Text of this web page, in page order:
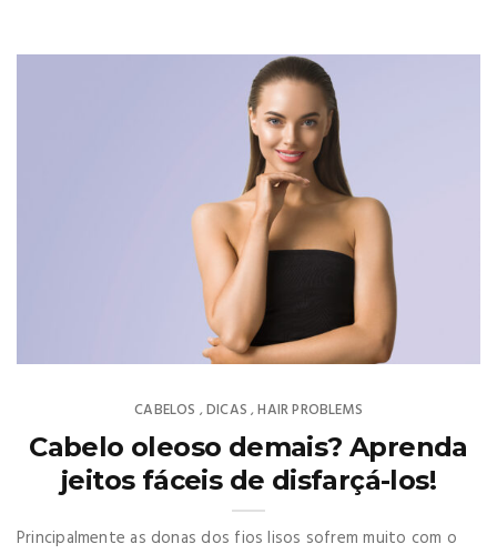
CABELOS ,DICAS ,HAIR PROBLEMS
Cabelo oleoso demais? Aprenda
jeitos fáceis de disfarçá-los!
Principalmente as donas dos fios lisos sofrem muito com o